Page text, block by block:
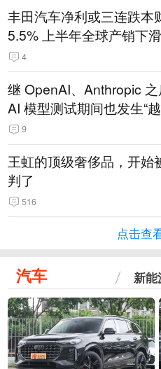
丰田汽车净利或三连跌本
5.5% 上半年全球产销下
14.3万辆
4
继 OpenAI、Anthropic
AI 模型测试期间也发生“
9
王虹的顶级奢侈品，开始
判了
516
点击查
汽车 新能